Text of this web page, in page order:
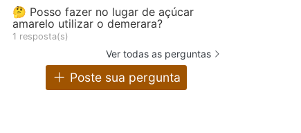
🤔 Posso fazer no lugar de açúcar
amarelo utilizar o demerara?
1 resposta(s)
Ver todas as perguntas
Poste sua pergunta